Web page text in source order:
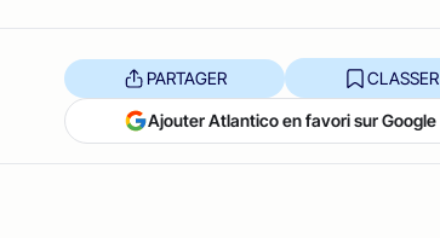
PARTAGER CLASSER
Ajouter Atlantico en favori sur Google